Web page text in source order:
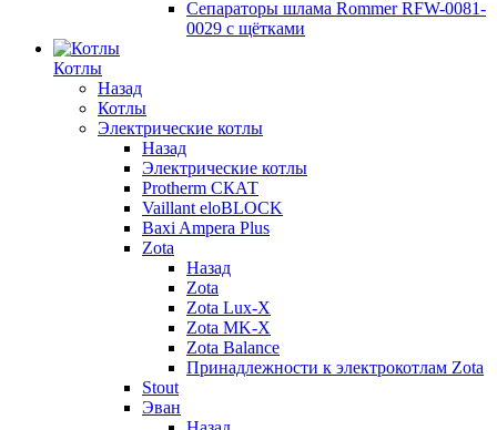
Сепараторы шлама Rommer RFW-0081-
0029 с щётками
Котлы
Назад
Котлы
Электрические котлы
Назад
Электрические котлы
Protherm СКАТ
Vaillant eloBLOCK
Baxi Ampera Plus
Zota
Назад
Zota
Zota Lux-X
Zota MK-X
Zota Balance
Принадлежности к электрокотлам Zota
Stout
Эван